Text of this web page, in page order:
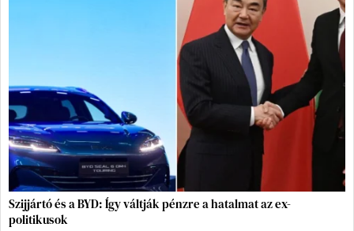
Szijjártó és a BYD: Így váltják pénzre a hatalmat az ex-
politikusok